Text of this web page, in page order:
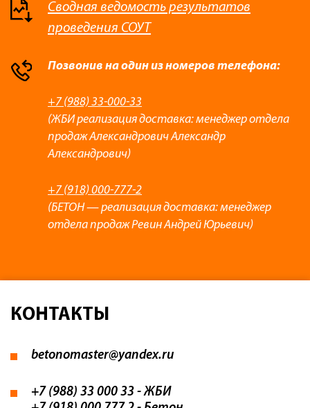
Сводная ведомость результатов
проведения СОУТ
Позвонив на один из номеров телефона:
+7 (988) 33-000-33
(ЖБИ реализация доставка: менеджер отдела
продаж Александрович Александр
Александрович)
+7 (918) 000-777-2
(БЕТОН — реализация доставка: менеджер
отдела продаж Ревин Андрей Юрьевич)
КОНТАКТЫ
betonomaster@yandex.ru
+7 (988) 33 000 33 - ЖБИ